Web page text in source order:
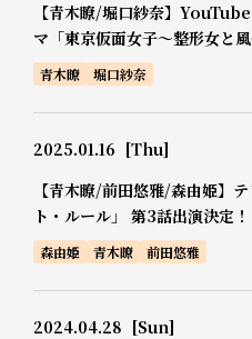
【青木瞭/堀口紗奈】
マ「東京仮面女子～整形女と
青木瞭 堀口紗奈
2025.01.16 [Thu]
【青木瞭/前田悠雅/森由姫】
ト・ルール」 第3話出演決定！
森由姫 青木瞭 前田悠雅
2024.04.28 [Sun]